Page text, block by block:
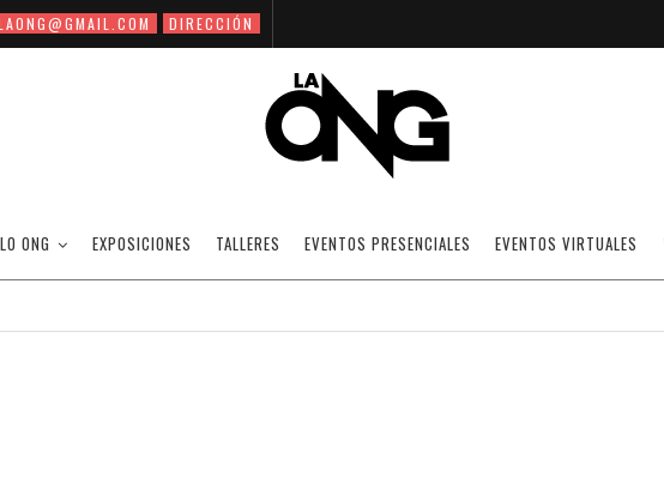
DIRECCIÓN
ONG EXPOSICIONES TALLERES EVENTOS PRESENCIALES EVENTOS VIRTUALES
COLECTIVO1 (EN LA GUIA DE EL UNIVERSAL)
12/02/2009 NOTICIAS · SIN CATEGORÍA OFF